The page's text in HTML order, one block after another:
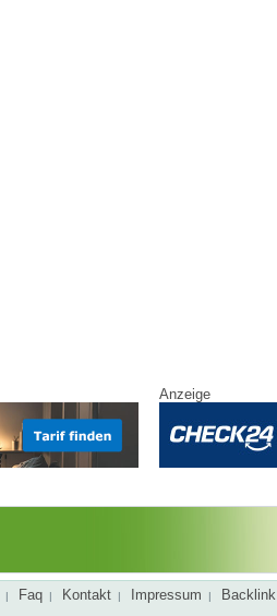
Anzeige
| Faq | Kontakt | Impressum | Backlink